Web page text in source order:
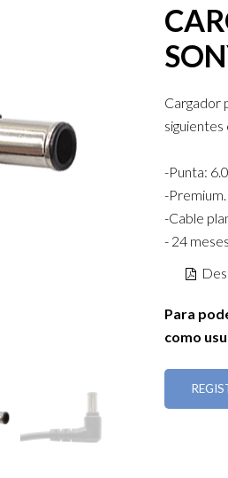
Cargador
-Punta:
-Premium.
-Cable
- 24
Para
como